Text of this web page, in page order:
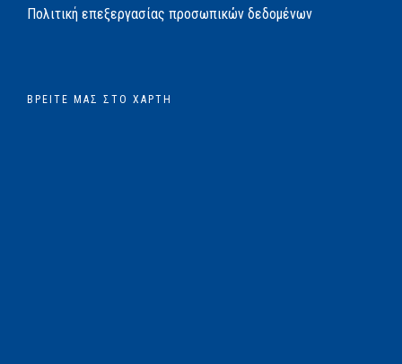
Πολιτική επεξεργασίας προσωπικών δεδομένων
ΒΡΕΊΤΕ ΜΑΣ ΣΤΟ ΧΆΡΤΗ